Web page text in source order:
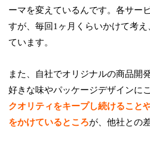
ーマを変えているんです。各サー
すが、毎回1ヶ月くらいかけて考
ています。
また、自社でオリジナルの商品開
好きな味やパッケージデザインに
クオリティをキープし続けること
をかけているところが、他社との